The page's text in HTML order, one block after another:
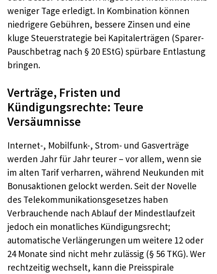
weniger Tage erledigt. In Kombination können
niedrigere Gebühren, bessere Zinsen und eine
kluge Steuerstrategie bei Kapitalerträgen (Sparer-
Pauschbetrag nach § 20 EStG) spürbare Entlastung
bringen.
Verträge, Fristen und
Kündigungsrechte: Teure
Versäumnisse
Internet-, Mobilfunk-, Strom- und Gasverträge
werden Jahr für Jahr teurer – vor allem, wenn sie
im alten Tarif verharren, während Neukunden mit
Bonusaktionen gelockt werden. Seit der Novelle
des Telekommunikationsgesetzes haben
Verbrauchende nach Ablauf der Mindestlaufzeit
jedoch ein monatliches Kündigungsrecht;
automatische Verlängerungen um weitere 12 oder
24 Monate sind nicht mehr zulässig (§ 56 TKG). Wer
rechtzeitig wechselt, kann die Preisspirale